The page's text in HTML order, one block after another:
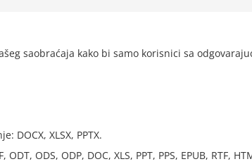
saobraćaja kako bi samo korisnici sa
DOCX, XLSX, PPTX.
ODS, ODP, DOC, XLS, PPT, PPS, EPUB, RTF,